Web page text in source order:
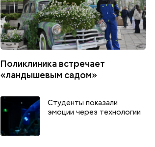
Поликлиника встречает
«ландышевым садом»
Студенты показали
эмоции через технологии